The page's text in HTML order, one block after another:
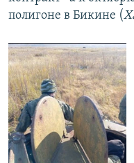
полигоне в Бикине (